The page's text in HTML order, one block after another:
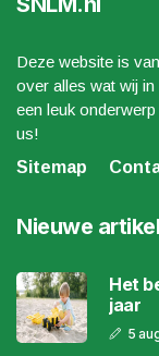
Deze website is
over alles wat wij
een leuk
us!
Sitemap
Nieuwe
Het
jaar
5